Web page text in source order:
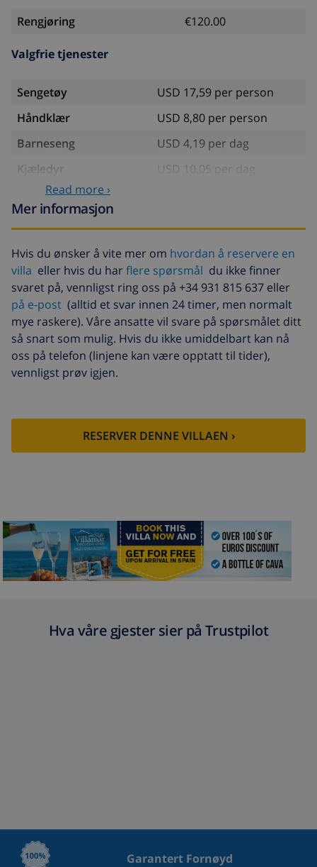
Rengjøring €120.00
Valgfrie tjenester
Sengetøy
USD 17,59 per person
Håndklær
USD 8,80 per person
Barneseng
USD 4,19 per dag
Kjæledyr
USD 10,05 per dag
Ekstra sengetøy
Ekstra håndklæder
Sen utsjekking
USD 113,75
Ekstra rengjøring
basert på energiforbruk
(USD 52,77/HOUR)
Avbestillingsdepositum:
4.80% av totalbeløp
Read more ›
Mer informasjon
Hvis du ønsker å vite mer om hvordan å reservere en
villa eller hvis du har flere spørsmål du ikke finner
svaret på, vennligst ring oss på +34 931 815 637 eller
på e-post (alltid et svar innen 24 timer, men normalt
mye raskere). Våre ansatte vil svare på spørsmålet ditt
så snart som mulig. Hvis du ikke umiddelbart kan nå
oss på telefon (linjene kan være opptatt til tider),
vennligst prøv igjen.
RESERVER DENNE VILLAEN ›
Hva våre gjester sier på Trustpilot
Garantert Fornøyd